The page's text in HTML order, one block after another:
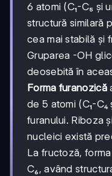
6 atomi (C₁-C₅ și
structură similară
cea mai stabilă și
Gruparea -OH
deosebită în
Forma furanozică
de 5 atomi (C₁-
furanului. Riboza
nucleici există
La fructoză,
C₆, având